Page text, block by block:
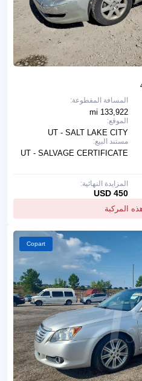
المسافة المقطوعة:
133,922 mi
الموقع:
UT - SALT LAKE CITY
مستند البيع:
UT - SALVAGE CERTIFICATE
المركبة
المزايدة النهائية:
450 USD
Copart